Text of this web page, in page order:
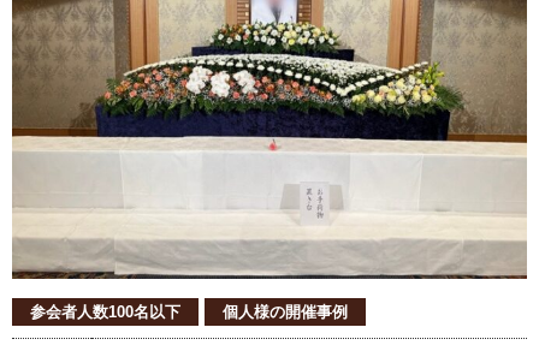
参会者人数100名以下 個人様の開催事例